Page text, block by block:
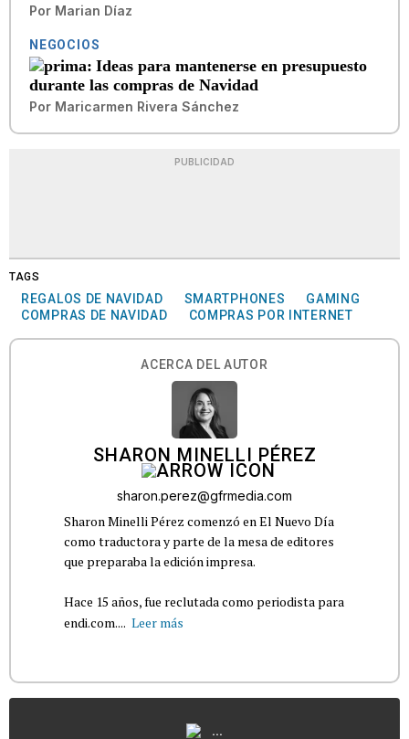
Por Marian Díaz
NEGOCIOS
Ideas para mantenerse en presupuesto
durante las compras de Navidad
Por Maricarmen Rivera Sánchez
PUBLICIDAD
TAGS
REGALOS DE NAVIDAD SMARTPHONES
GAMING
COMPRAS DE NAVIDAD
COMPRAS POR INTERNET
ACERCA DEL AUTOR
SHARON MINELLI PÉREZ
sharon.perez@gfrmedia.com
Sharon Minelli Pérez comenzó en El Nuevo Día
como traductora y parte de la mesa de editores
que preparaba la edición impresa.
Hace 15 años, fue reclutada como periodista para
endi.com.... Leer más
...